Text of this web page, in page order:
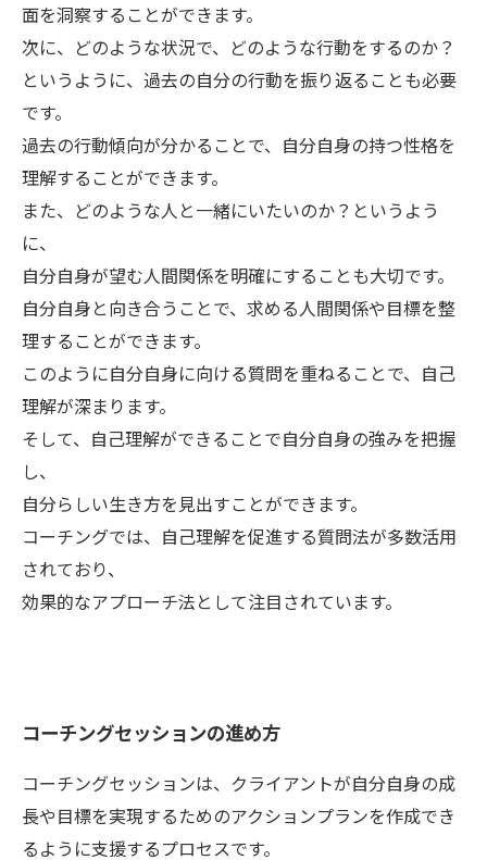
面を洞察することができます。
次に、どのような状況で、どのような行動をするのか？
というように、過去の自分の行動を振り返ることも必要
です。
過去の行動傾向が分かることで、自分自身の持つ性格を
理解することができます。
また、どのような人と一緒にいたいのか？というよう
に、
自分自身が望む人間関係を明確にすることも大切です。
自分自身と向き合うことで、求める人間関係や目標を整
理することができます。
このように自分自身に向ける質問を重ねることで、自己
理解が深まります。
そして、自己理解ができることで自分自身の強みを把握
し、
自分らしい生き方を見出すことができます。
コーチングでは、自己理解を促進する質問法が多数活用
されており、
効果的なアプローチ法として注目されています。
コーチングセッションの進め方
コーチングセッションは、クライアントが自分自身の成
長や目標を実現するためのアクションプランを作成でき
るように支援するプロセスです。